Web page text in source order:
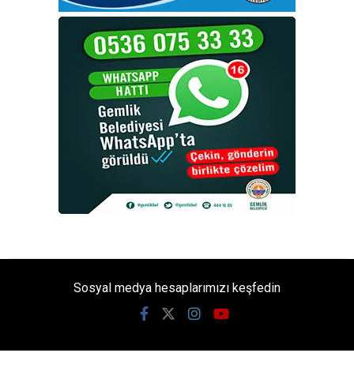
Sosyal medya hesaplarımızı keşfedin